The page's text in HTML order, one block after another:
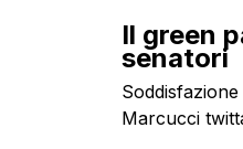
Il green
senatori
Marcucci